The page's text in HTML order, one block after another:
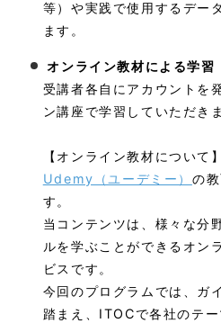
等）や実践で使用するデー
ます。
オンライン教材による学
受講者各自にアカウントを
ン講座で学習していただき
【オンライン教材について】
Udemy（ユーデミー） の
す。
当コンテンツは、様々な分
ルを学ぶことができるオン
ビスです。
今回のプログラムでは、ガ
踏まえ、ITOCで各社のテ